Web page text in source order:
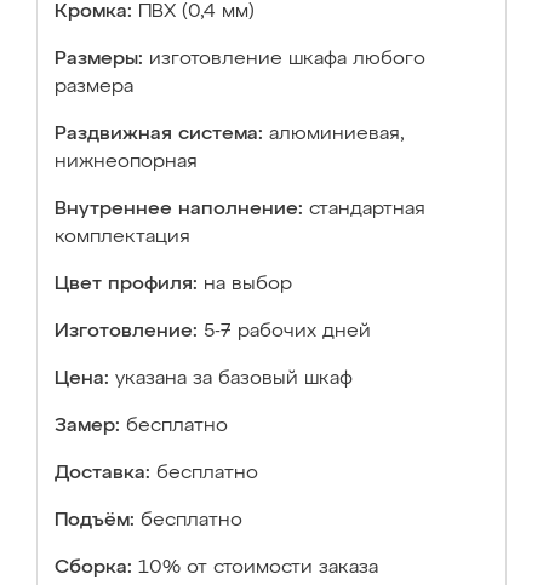
Кромка: ПВХ (0,4 мм)
Размеры: изготовление шкафа любого
размера
Раздвижная система: алюминиевая,
нижнеопорная
Внутреннее наполнение: стандартная
комплектация
Цвет профиля: на выбор
Изготовление: 5-7 рабочих дней
Цена: указана за базовый шкаф
Замер: бесплатно
Доставка: бесплатно
Подъём: бесплатно
Сборка: 10% от стоимости заказа